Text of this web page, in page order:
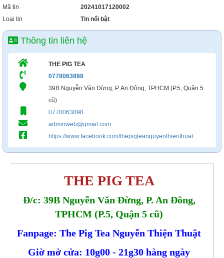
Mã tin
20241017120002
Loại tin
Tin nổi bật
Thông tin liên hệ
THE PIG TEA
0778063898
39B Nguyễn Văn Đừng, P. An Đông, TPHCM (P.5, Quận 5
cũ)
0778063898
adminweb@gmail.com
https://www.facebook.com/thepigteanguyenthienthuat
THE PIG TEA
Đ/c: 39B Nguyễn Văn Đừng, P. An Đông,
TPHCM (P.5, Quận 5 cũ)
Fanpage: The Pig Tea Nguyễn Thiện Thuật
Giờ mở cửa: 10g00 - 21g30 hàng ngày